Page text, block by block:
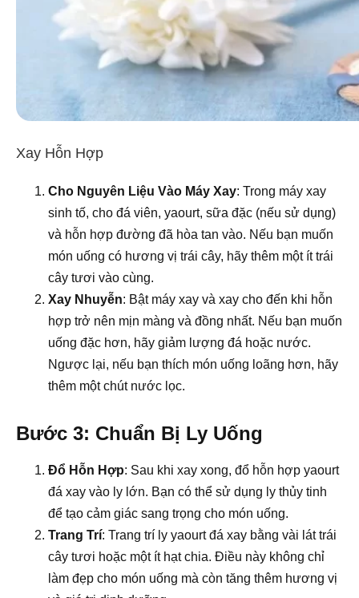
Xay Hỗn Hợp
Cho Nguyên Liệu Vào Máy Xay: Trong máy xay
sinh tố, cho đá viên, yaourt, sữa đặc (nếu sử dụng)
và hỗn hợp đường đã hòa tan vào. Nếu bạn muốn
món uống có hương vị trái cây, hãy thêm một ít trái
cây tươi vào cùng.
Xay Nhuyễn: Bật máy xay và xay cho đến khi hỗn
hợp trở nên mịn màng và đồng nhất. Nếu bạn muốn
uống đặc hơn, hãy giảm lượng đá hoặc nước.
Ngược lại, nếu bạn thích món uống loãng hơn, hãy
thêm một chút nước lọc.
Bước 3: Chuẩn Bị Ly Uống
Đổ Hỗn Hợp: Sau khi xay xong, đổ hỗn hợp yaourt
đá xay vào ly lớn. Bạn có thể sử dụng ly thủy tinh
để tạo cảm giác sang trọng cho món uống.
Trang Trí: Trang trí ly yaourt đá xay bằng vài lát trái
cây tươi hoặc một ít hạt chia. Điều này không chỉ
làm đẹp cho món uống mà còn tăng thêm hương vị